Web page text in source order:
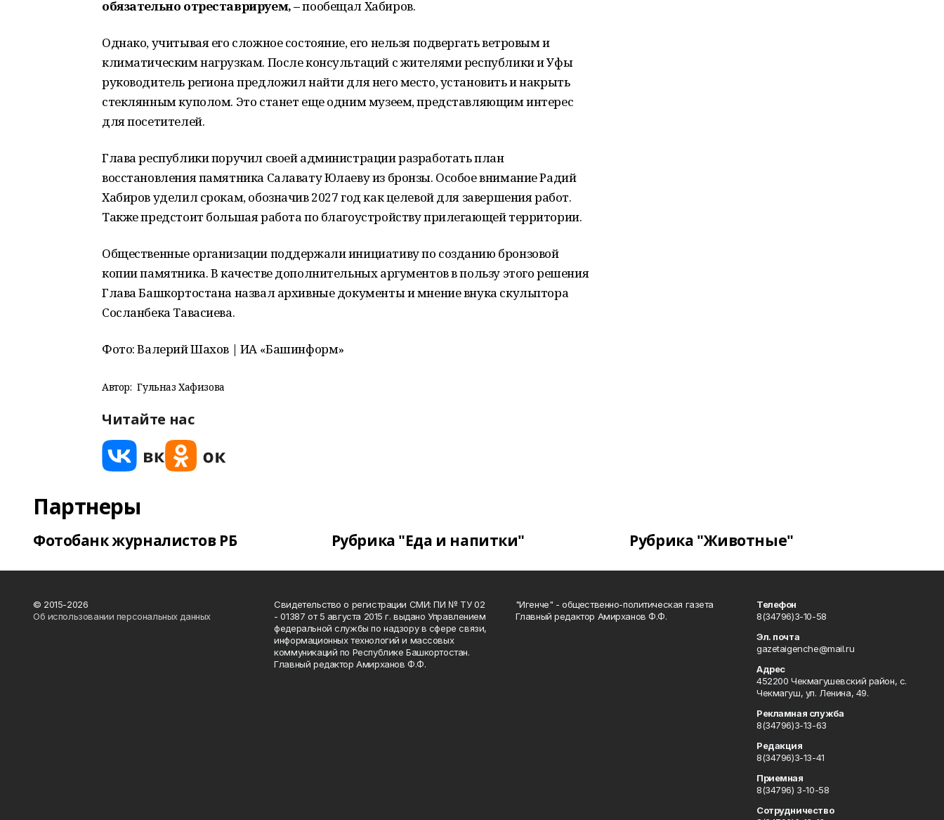
обязательно отреставрируем, –пообещал Хабиров.
Однако, учитывая его сложное состояние, его нельзя подвергать ветровым и
климатическим нагрузкам. После консультаций с жителями республики и Уфы
руководитель региона предложил найти для него место, установить и накрыть
стеклянным куполом. Это станет еще одним музеем, представляющим интерес
для посетителей.
Глава республики поручил своей администрации разработать план
восстановления памятника Салавату Юлаеву из бронзы. Особое внимание Радий
Хабиров уделил срокам, обозначив 2027 год как целевой для завершения работ.
Также предстоит большая работа по благоустройству прилегающей территории.
Общественные организации поддержали инициативу по созданию бронзовой
копии памятника. В качестве дополнительных аргументов в пользу этого решения
Глава Башкортостана назвал архивные документы и мнение внука скульптора
Сосланбека Тавасиева.
Фото: Валерий Шахов | ИА «Башинформ»
Автор: Гульназ Хафизова
Читайте нас
Партнеры
Фотобанк журналистов РБ Рубрика "Еда и напитки" Рубрика "Животные"
© 2015-2026
Об использовании персональных данных
Свидетельство о регистрации СМИ: ПИ № ТУ 02
- 01387 от 5 августа 2015 г. выдано Управлением
федеральной службы по надзору в сфере связи,
информационных технологий и массовых
коммуникаций по Республике Башкортостан.
Главный редактор Амирханов Ф.Ф.
"Игенче" - общественно-политическая газета
Главный редактор Амирханов Ф.Ф.
Телефон
8(34796)3-10-58
Эл. почта
gazetaigenche@mail.ru
Адрес
452200 Чекмагушевский район, с.
Чекмагуш, ул. Ленина, 49.
Рекламная служба
8(34796)3-13-63
Редакция
8(34796)3-13-41
Приемная
8(34796) 3-10-58
Сотрудничество